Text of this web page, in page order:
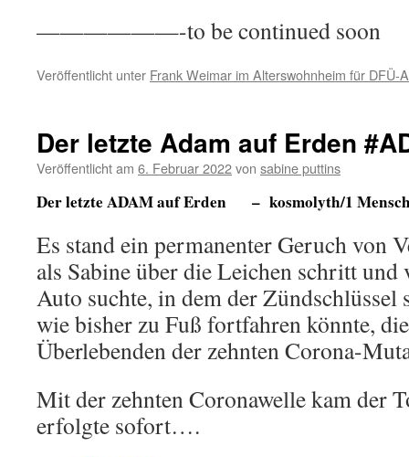
——————-to be continued soon
Veröffentlicht unter Frank Weimar im Alterswohnheim für DFÜ-
Der letzte Adam auf Erden
Veröffentlicht am 6. Februar 2022von sabine puttins
Der letzte ADAM auf Erden – kosmolyth/1
Es stand ein permanenter Geruch von
als Sabine über die Leichen schritt und
Auto suchte, in dem der Zündschlüssel
wie bisher zu Fuß fortfahren könnte,
Überlebenden der zehnten Corona-
Mit der zehnten Coronawelle kam der
erfolgte sofort….